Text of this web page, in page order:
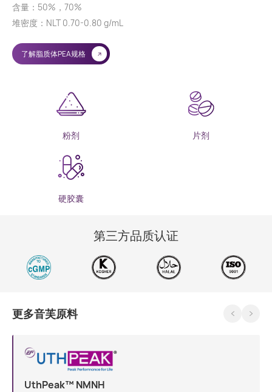
含量：50%，70%
堆密度：NLT 0.70-0.80 g/mL
了解脂质体PEA规格
粉剂 片剂
硬胶囊
第三方品质认证
更多音芙原料
UthPeak™ NMNH